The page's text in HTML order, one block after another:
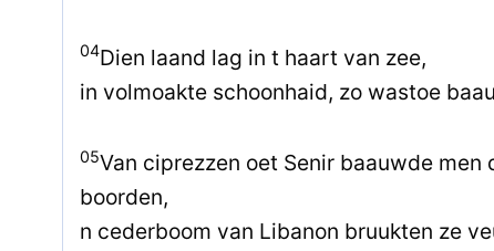
04Dien laand lag in t haart van zee,
in volmoakte schoonhaid, zo wastoe
05Van ciprezzen oet Senir baauwde men
boorden,
n cederboom van Libanon bruukten ze